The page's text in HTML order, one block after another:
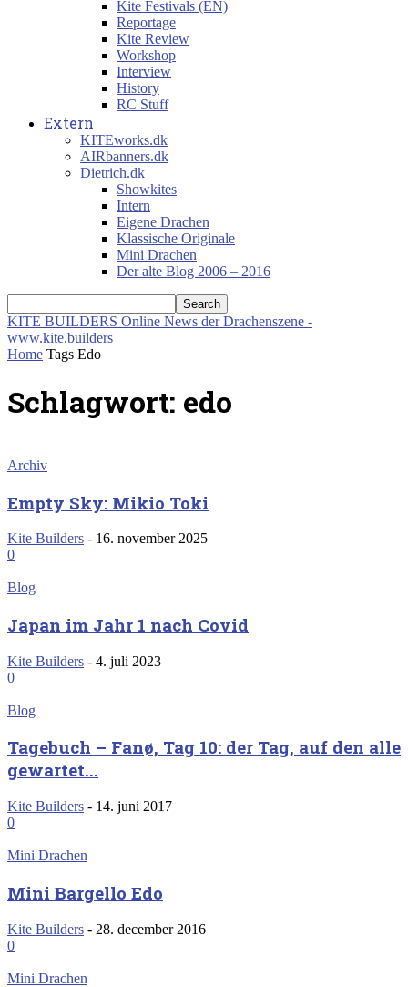
Kite Festivals (EN)
Reportage
Kite Review
Workshop
Interview
History
RC Stuff
Extern
KITEworks.dk
AIRbanners.dk
Dietrich.dk
Showkites
Intern
Eigene Drachen
Klassische Originale
Mini Drachen
Der alte Blog 2006 – 2016
KITE BUILDERS Online News der Drachenszene -
www.kite.builders
Home Tags Edo
Schlagwort: edo
Archiv
Empty Sky: Mikio Toki
Kite Builders - 16. november 2025
0
Blog
Japan im Jahr 1 nach Covid
Kite Builders - 4. juli 2023
0
Blog
Tagebuch – Fanø, Tag 10: der Tag, auf den alle
gewartet...
Kite Builders - 14. juni 2017
0
Mini Drachen
Mini Bargello Edo
Kite Builders - 28. december 2016
0
Mini Drachen